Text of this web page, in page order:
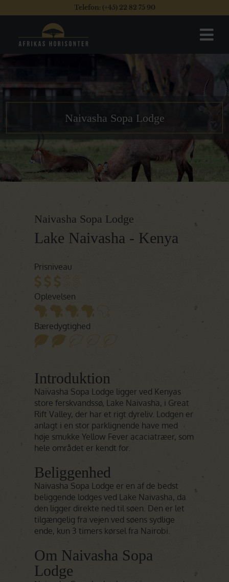
Telefon: (+45) 22 82 75 90
Naivasha Sopa Lodge
Naivasha Sopa Lodge
Lake Naivasha - Kenya
Prisniveau
Oplevelsen
Bæredygtighed
Introduktion
Naivasha Sopa Lodge ligger ved Kenyas
store ferskvandssø, Lake Naivasha, i Great
Rift Valley, der har et rigt dyreliv. Lodgen er
anlagt i en stor parklignende have med
høje smukke Yellow Fever acaciatræer, som
hele området er kendt for.
Beliggenhed
Naivasha Sopa Lodge er en af de bedst
beliggende lodges ved Lake Naivasha, da
den ligger direkte ned til søen. Den er let
tilgængelig fra vejen ved søens sydlige
ende, kun 3 timers kørsel fra Nairobi.
Om Naivasha Sopa
Lodge